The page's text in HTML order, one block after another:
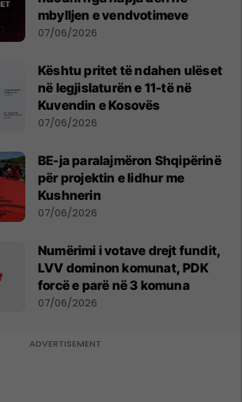
mbylljen e vendvotimeve
07/06/2026
Kështu pritet të ndahen ulëset
në legjislaturën e 11-të në
Kuvendin e Kosovës
07/06/2026
BE-ja paralajmëron Shqipërinë
për projektin e lidhur me
Kushnerin
07/06/2026
Numërimi i votave drejt fundit,
LVV dominon komunat, PDK
forcë e parë në 3 komuna
07/06/2026